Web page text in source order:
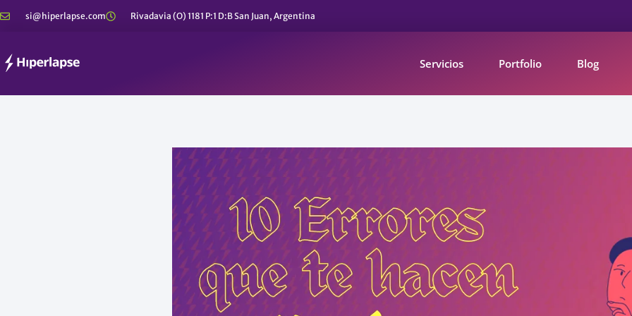
al
si@hiperlapse.com Rivadavia (O) 1181 P:1 D:B San Juan, Argentina
Servicios Portfolio Blog